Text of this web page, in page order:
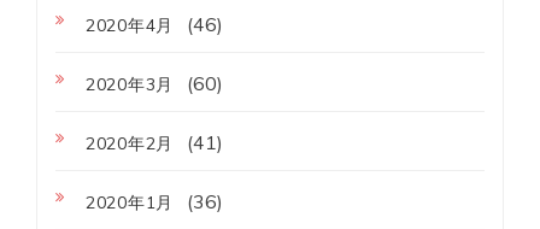
2020年4月 (46)
2020年3月 (60)
2020年2月 (41)
2020年1月 (36)